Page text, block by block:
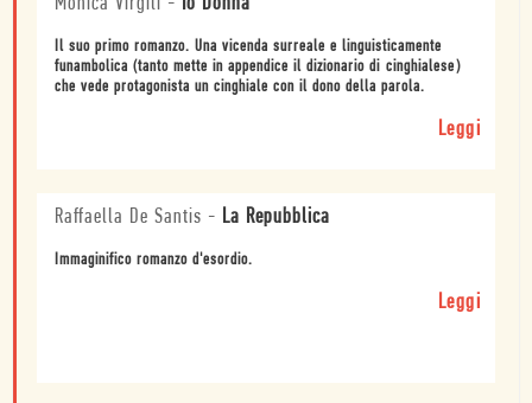
Il suo primo romanzo. Una vicenda surreale e linguisticamente
funambolica (tanto mette in appendice il dizionario di cinghialese)
che vede protagonista un cinghiale con il dono della parola.
Leggi
Raffaella De Santis - La Repubblica
Immaginifico romanzo d'esordio.
Leggi